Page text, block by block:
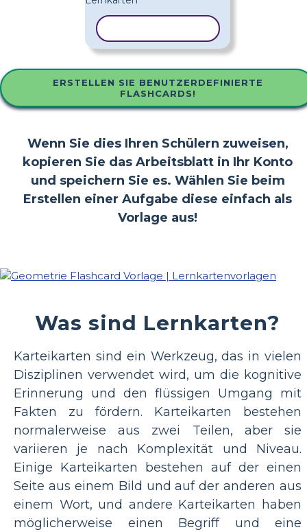
ERSTELLEN SIE BENUTZERDEFINIERTE
FLASHCARDS!
Wenn Sie dies Ihren Schülern zuweisen,
kopieren Sie das Arbeitsblatt in Ihr Konto
und speichern Sie es. Wählen Sie beim
Erstellen einer Aufgabe diese einfach als
Vorlage aus!
Was sind Lernkarten?
Karteikarten sind ein Werkzeug, das in vielen
Disziplinen verwendet wird, um die kognitive
Erinnerung und den flüssigen Umgang mit
Fakten zu fördern. Karteikarten bestehen
normalerweise aus zwei Teilen, aber sie
variieren je nach Komplexität und Niveau.
Einige Karteikarten bestehen auf der einen
Seite aus einem Bild und auf der anderen aus
einem Wort, und andere Karteikarten haben
möglicherweise einen Begriff und eine